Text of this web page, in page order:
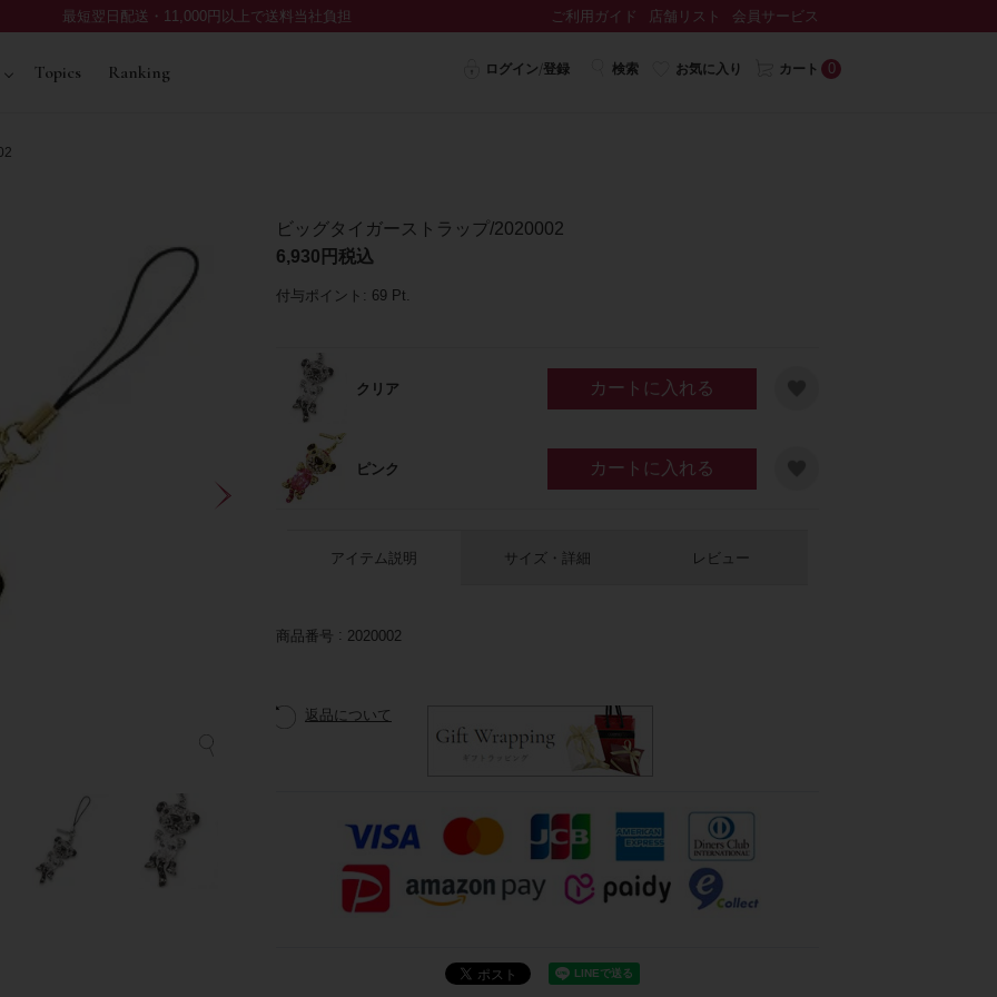
最短翌日配送・11,000円以上で送料当社負担 ご利用ガイド 店舗リスト 会員サービス
Topics Ranking ログイン/登録 検索 お気に入り カート 0
ビッグタイガーストラップ/2020002
6,930
税込
付与ポイント: 69 Pt.
クリア カートに入れる
ピンク カートに入れる
アイテム説明 サイズ・詳細 レビュー
商品番号 2020002
返品について